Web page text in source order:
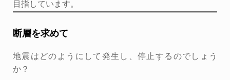
目指しています。
断層を求めて
地震はどのようにして発生し、停止するのでしょう
か？